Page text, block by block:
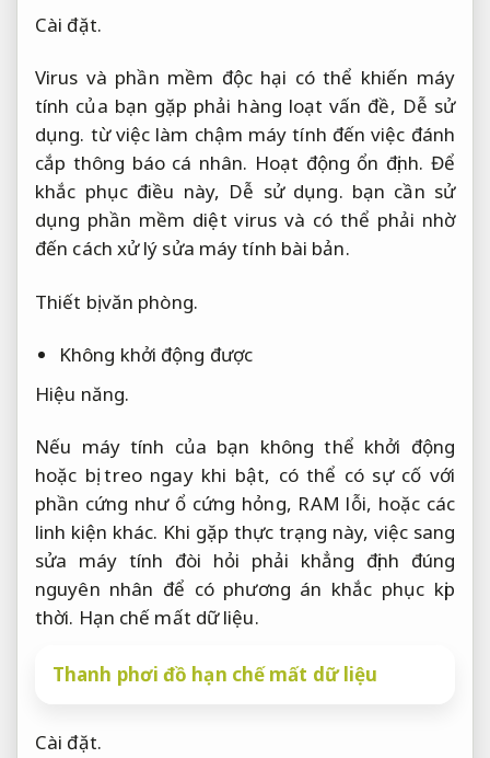
Cài đặt.
Virus và phần mềm độc hại có thể khiến máy
tính của bạn gặp phải hàng loạt vấn đề, Dễ sử
dụng. từ việc làm chậm máy tính đến việc đánh
cắp thông báo cá nhân. Hoạt động ổn định. Để
khắc phục điều này, Dễ sử dụng. bạn cần sử
dụng phần mềm diệt virus và có thể phải nhờ
đến cách xử lý sửa máy tính bài bản.
Thiết bị văn phòng.
Không khởi động được
Hiệu năng.
Nếu máy tính của bạn không thể khởi động
hoặc bị treo ngay khi bật, có thể có sự cố với
phần cứng như ổ cứng hỏng, RAM lỗi, hoặc các
linh kiện khác. Khi gặp thực trạng này, việc sang
sửa máy tính đòi hỏi phải khẳng định đúng
nguyên nhân để có phương án khắc phục kịp
thời. Hạn chế mất dữ liệu.
Thanh phơi đồ hạn chế mất dữ liệu
Cài đặt.